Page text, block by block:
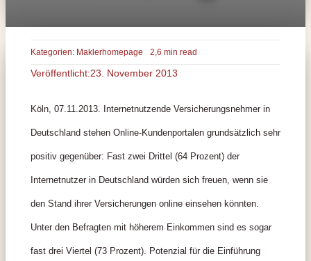
Kategorien: Maklerhomepage 2,6 min read
Veröffentlicht:23. November 2013
Köln, 07.11.2013. Internetnutzende Versicherungsnehmer in
Deutschland stehen Online-Kundenportalen grundsätzlich sehr
positiv gegenüber: Fast zwei Drittel (64 Prozent) der
Internetnutzer in Deutschland würden sich freuen, wenn sie
den Stand ihrer Versicherungen online einsehen könnten.
Unter den Befragten mit höherem Einkommen sind es sogar
fast drei Viertel (73 Prozent). Potenzial für die Einführung